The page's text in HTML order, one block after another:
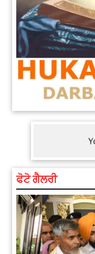
ਫੋਟੋ ਗੈਲਰੀ